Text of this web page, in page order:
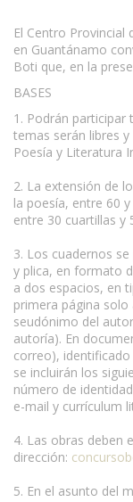
El Centro Provincial
en Guantánamo
Boti que, en la
BASES
1. Podrán participar
temas serán libres
Poesía y Literatura
2. La extensión de
la poesía, entre 60
entre 30 cuartillas y
3. Los cuadernos
y plica, en formato
a dos espacios, en
primera página
seudónimo del
autoría). En
correo),
se incluirán los
número de
e-mail y currículum
4. Las obras deben
dirección:
5. En el asunto del